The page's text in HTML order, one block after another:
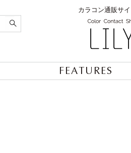
カラコン通販サ
FEATURES